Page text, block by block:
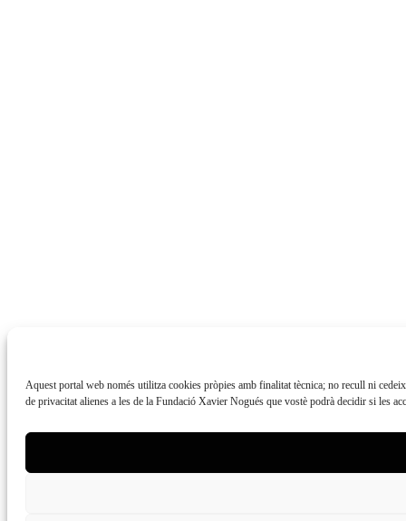
Aquest portal web només utilitza cookies pròpies amb finalitat tècnica; no recull ni
de privacitat alienes a les de la Fundació Xavier Nogués que vostè podrà decidir si les